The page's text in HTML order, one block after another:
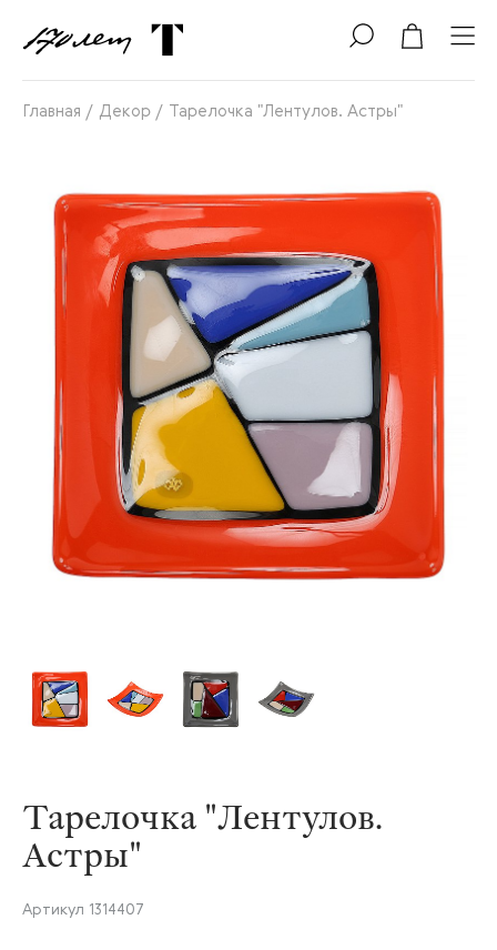
Главная / Декор / Тарелочка "Лентулов. Астры"
Тарелочка "Лентулов.
Астры"
Артикул 1314407